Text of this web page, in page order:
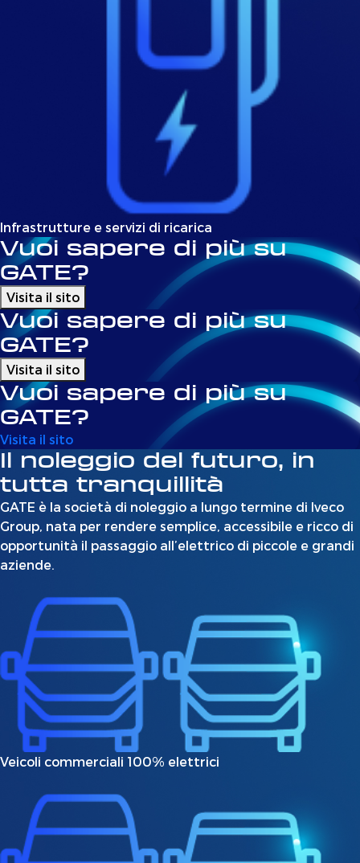
Infrastrutture e servizi di ricarica
Vuoi sapere di più su
GATE?
Visita il sito
Vuoi sapere di più su
GATE?
Visita il sito
Vuoi sapere di più su
GATE?
Visita il sito
Il noleggio del futuro, in
tutta tranquillità
GATE è la società di noleggio a lungo termine di Iveco
Group, nata per rendere semplice, accessibile e ricco di
opportunità il passaggio all’elettrico di piccole e grandi
aziende.
Veicoli commerciali 100% elettrici